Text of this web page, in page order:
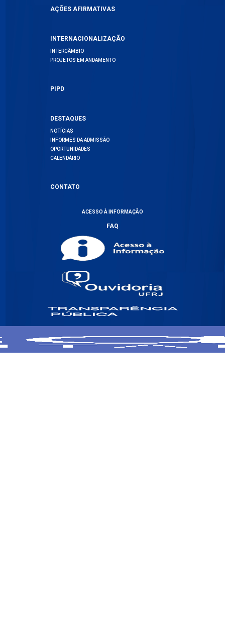
AÇÕES AFIRMATIVAS
INTERNACIONALIZAÇÃO
INTERCÂMBIO
PROJETOS EM ANDAMENTO
PIPD
DESTAQUES
NOTÍCIAS
INFORMES DA ADMISSÃO
OPORTUNIDADES
CALENDÁRIO
CONTATO
ACESSO À INFORMAÇÃO
FAQ